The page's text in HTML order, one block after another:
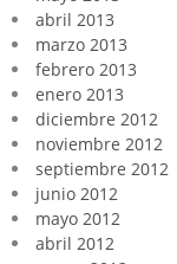
abril 2013
marzo 2013
febrero 2013
enero 2013
diciembre 2012
noviembre 2012
septiembre 2012
junio 2012
mayo 2012
abril 2012